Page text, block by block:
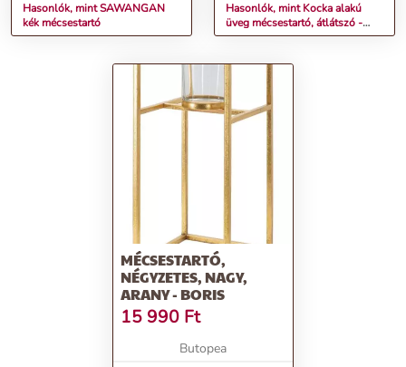
Hasonlók, mint SAWANGAN
kék mécsestartó
Hasonlók, mint Kocka alakú
üveg mécsestartó, átlátszó -
ICEBERG
MÉCSESTARTÓ,
NÉGYZETES, NAGY,
ARANY - BORIS
15 990 Ft
Butopea